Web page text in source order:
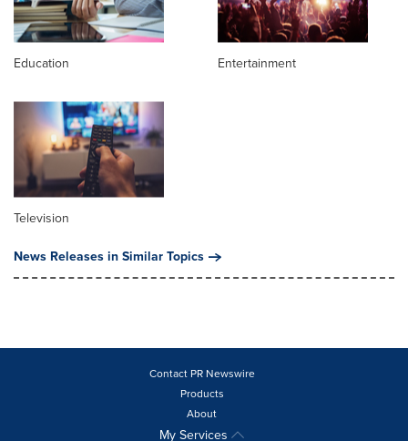
Education Entertainment
Television
News Releases in Similar Topics
Contact PR Newswire
Products
About
My Services